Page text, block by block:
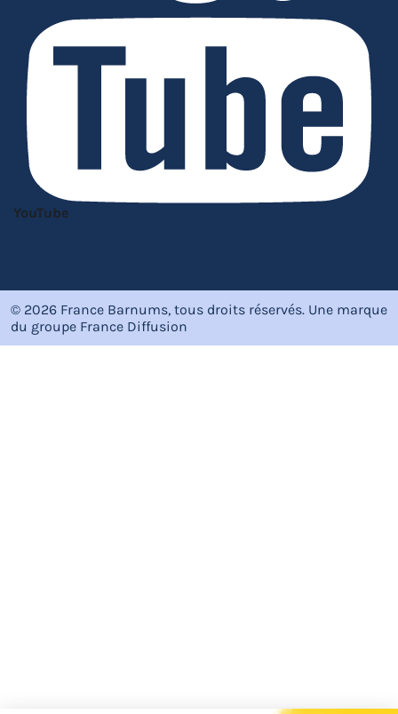
YouTube
© 2026 France Barnums, tous droits réservés. Une marque
du groupe France Diffusion